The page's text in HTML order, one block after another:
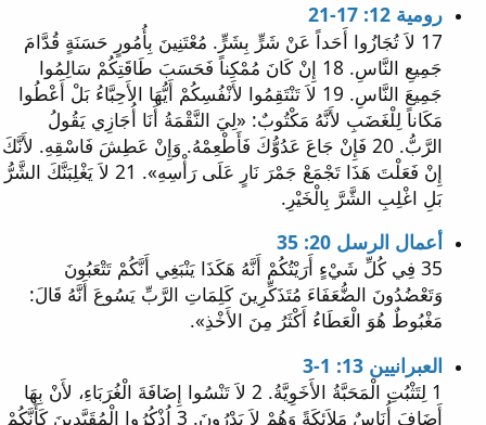
رومية 12: 17-21
17 لاَ تُجَازُوا أَحَداً عَنْ شَرٍّ بِشَرٍّ. مُعْتَنِينَ بِأُمُورٍ حَسَنَةٍ قُدَّامَ
جَمِيعِ النَّاسِ. 18 إِنْ كَانَ مُمْكِناً فَحَسَبَ طَاقَتِكُمْ سَالِمُوا
جَمِيعَ النَّاسِ. 19 لاَ تَنْتَقِمُوا لأَنْفُسِكُمْ أَيُّهَا الأَحِبَّاءُ بَلْ أَعْطُوا
مَكَاناً لِلْغَضَبِ لأَنَّهُ مَكْتُوبٌ: «لِيَ النَّقْمَةُ أَنَا أُجَازِي يَقُولُ
الرَّبُّ. 20 فَإِنْ جَاعَ عَدُوُّكَ فَأَطْعِمْهُ. وَإِنْ عَطِشَ فَاسْقِهِ. لأَنَّكَ
إِنْ فَعَلْتَ هَذَا تَجْمَعْ جَمْرَ نَارٍ عَلَى رَأْسِهِ». 21 لاَ يَغْلِبَنَّكَ الشَّرُّ
بَلِ اغْلِبِ الشَّرَّ بِالْخَيْرِ.
أعمال الرسل 20: 35
35 فِي كُلِّ شَيْءٍ أَرَيْتُكُمْ أَنَّهُ هَكَذَا يَنْبَغِي أَنَّكُمْ تَتْعَبُونَ
وَتَعْضُدُونَ الضُّعَفَاءَ مُتَذَكِّرِينَ كَلِمَاتِ الرَّبِّ يَسُوعَ أَنَّهُ قَالَ:
مَغْبُوطٌ هُوَ الْعَطَاءُ أَكْثَرُ مِنَ الأَخْذِ».
العبرانيين 13: 1-3
1 لِتَثْبُتِ الْمَحَبَّةُ الأَخَوِيَّةُ. 2 لاَ تَنْسُوا إِضَافَةَ الْغُرَبَاءِ، لأَنْ بِهَا
أَضَافَ أُنَاسٌ مَلاَئِكَةً وَهُمْ لاَ يَدْرُونَ. 3 اُذْكُرُوا الْمُقَيَّدِينَ كَأَنَّكُمْ